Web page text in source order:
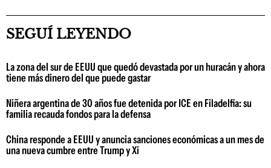
SEGUÍ LEYENDO
La zona del sur de EEUU que quedó devastada por un huracán y ahora
tiene más dinero del que puede gastar
Niñera argentina de 30 años fue detenida por ICE en Filadelfia: su
familia recauda fondos para la defensa
China responde a EEUU y anuncia sanciones económicas a un mes de
una nueva cumbre entre Trump y Xi